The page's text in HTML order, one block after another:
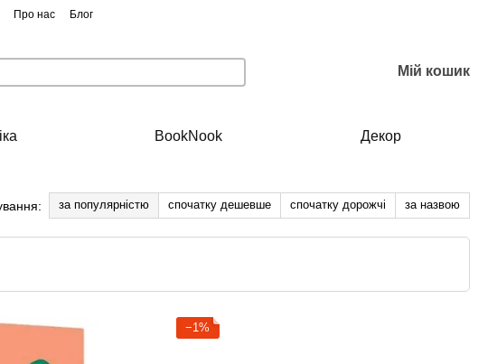
Про нас Блог
Мій кошик
BookNook Декор
за популярністю спочатку дешевше спочатку дорожчі за назвою
−1%